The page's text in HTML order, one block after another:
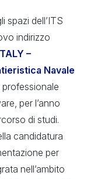
spazi dell’ITS
indirizzo
–
Navale
professionale
per l’anno
di studi.
candidatura
per
nell’ambito